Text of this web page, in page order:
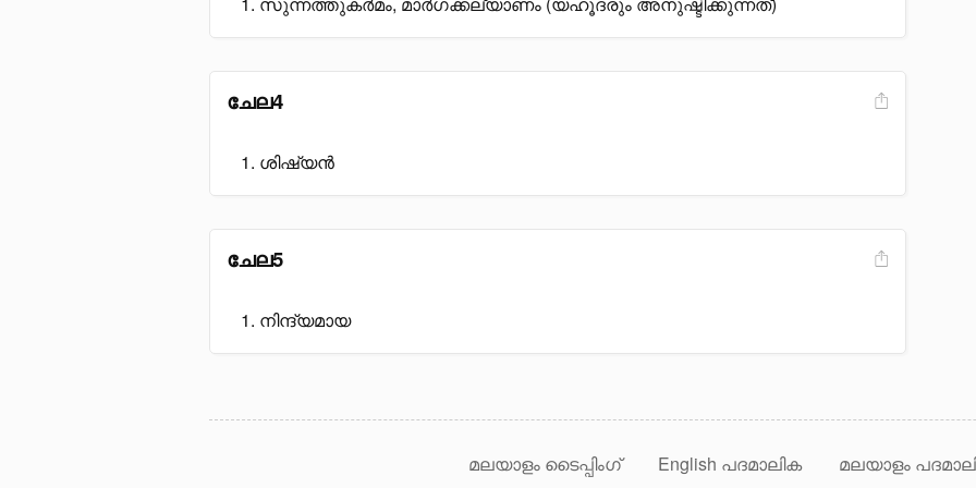
ചേല4
ശിഷ്യൻ
ചേല5
നിന്ദ്യമായ
മലയാളം ടൈപ്പിംഗ് English പദമാലിക മലയാളം